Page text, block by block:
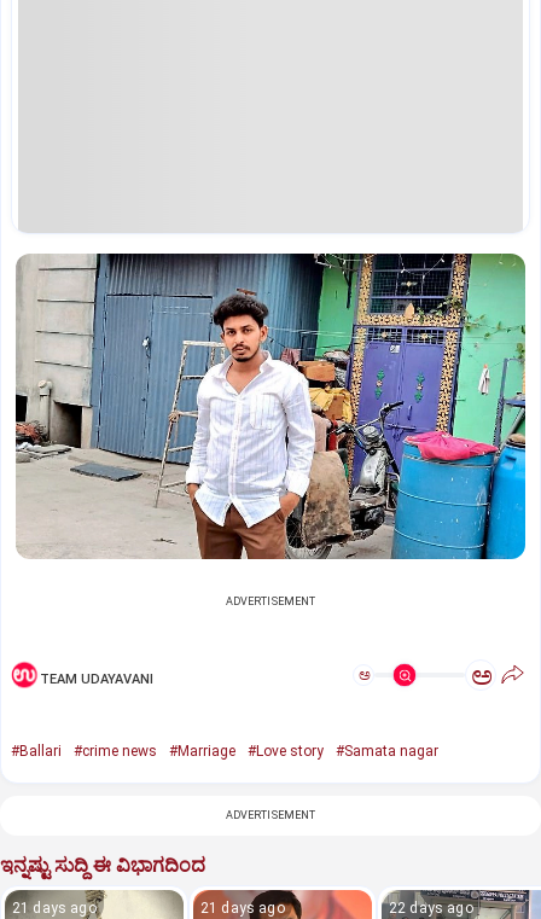
ADVERTISEMENT
TEAM UDAYAVANI ಅ ಅ
#Ballari #crime news #Marriage #Love story #Samata nagar
ADVERTISEMENT
ಇನ್ನಷ್ಟು ಸುದ್ದಿ ಈ ವಿಭಾಗದಿಂದ
21 days ago 21 days ago 22 days ago